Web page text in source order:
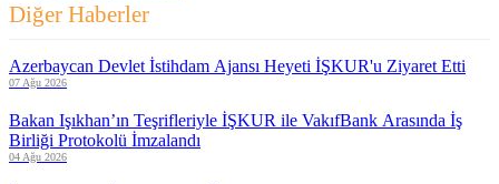
Diğer Haberler
Azerbaycan Devlet İstihdam Ajansı Heyeti İŞKUR'u Ziyaret Etti
07 Ağu 2026
Bakan Işıkhan’ın Teşrifleriyle İŞKUR ile VakıfBank Arasında İş
Birliği Protokolü İmzalandı
04 Ağu 2026